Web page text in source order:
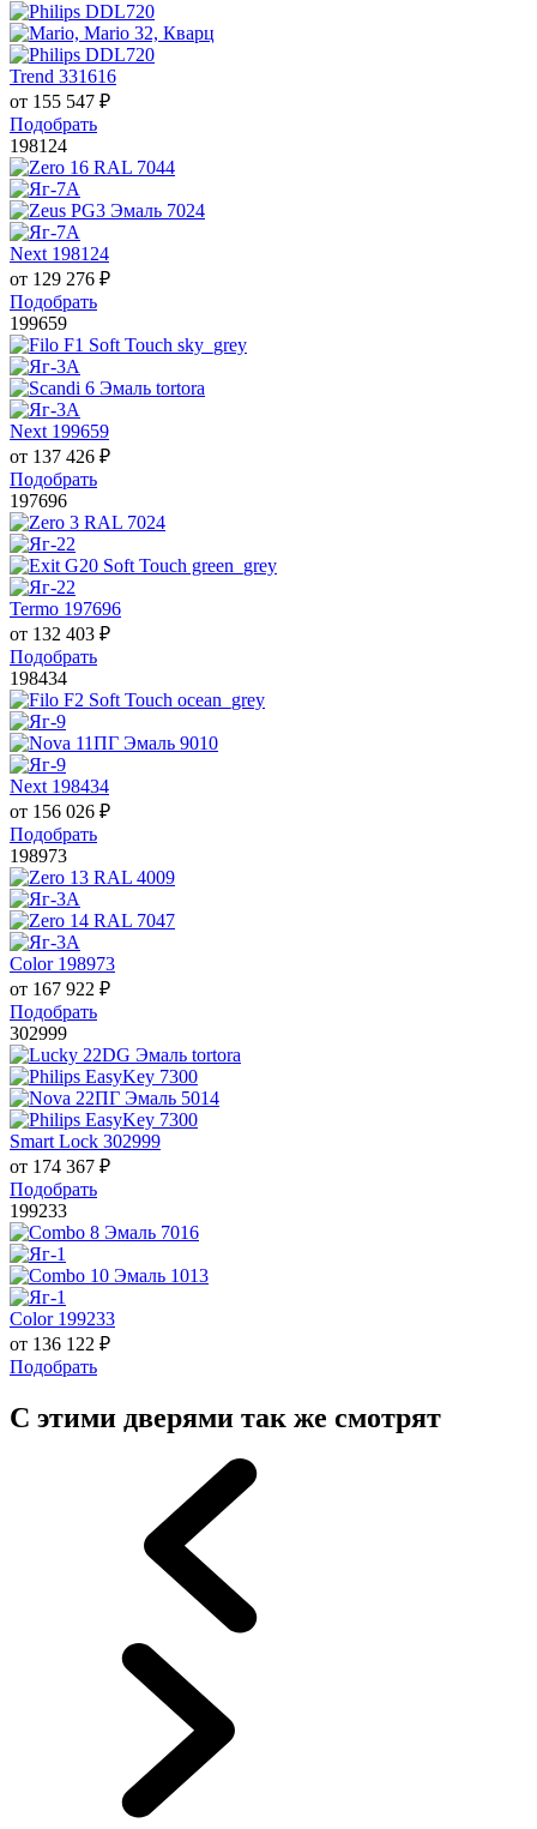
Trend 331616
от 155 547 ₽
Подобрать
198124
Next 198124
от 129 276 ₽
Подобрать
199659
Next 199659
от 137 426 ₽
Подобрать
197696
Termo 197696
от 132 403 ₽
Подобрать
198434
Next 198434
от 156 026 ₽
Подобрать
198973
Color 198973
от 167 922 ₽
Подобрать
302999
Smart Lock 302999
от 174 367 ₽
Подобрать
199233
Color 199233
от 136 122 ₽
Подобрать
С этими дверями так же смотрят